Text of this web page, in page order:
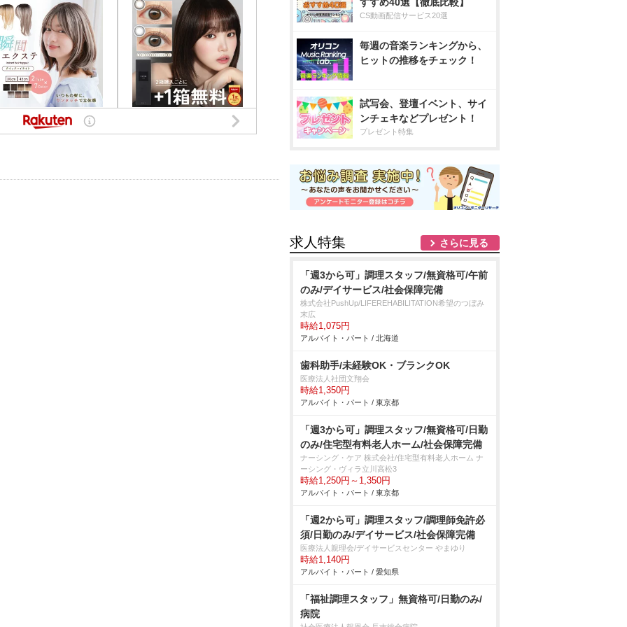
CS動画配信サービス20選
毎週の音楽ランキングから、
ヒットの推移をチェック！
試写会、登壇イベント、サイ
ンチェキなどプレゼント！
プレゼント特集
求人特集 さらに見る
「週3から可」調理スタッフ/無資格可/午前
のみ/デイサービス/社会保障完備
株式会社PushUp/LIFEREHABILITATION希望のつぼみ
末広
時給1,075円
アルバイト・パート / 北海道
歯科助手/未経験OK・ブランクOK
医療法人社団文翔会
時給1,350円
アルバイト・パート / 東京都
「週3から可」調理スタッフ/無資格可/日勤
のみ/住宅型有料老人ホーム/社会保障完備
ナーシング・ケア 株式会社/住宅型有料老人ホーム ナ
ーシング・ヴィラ立川高松3
時給1,250円～1,350円
アルバイト・パート / 東京都
「週2から可」調理スタッフ/調理師免許必
須/日勤のみ/デイサービス/社会保障完備
医療法人親理会/デイサービスセンター やまゆり
時給1,140円
アルバイト・パート / 愛知県
「福祉調理スタッフ」無資格可/日勤のみ/
病院